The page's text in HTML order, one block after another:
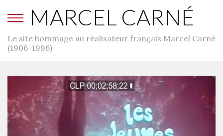
MARCEL CARNÉ
Le site hommage au réalisateur français Marcel Carné
(1906-1996)